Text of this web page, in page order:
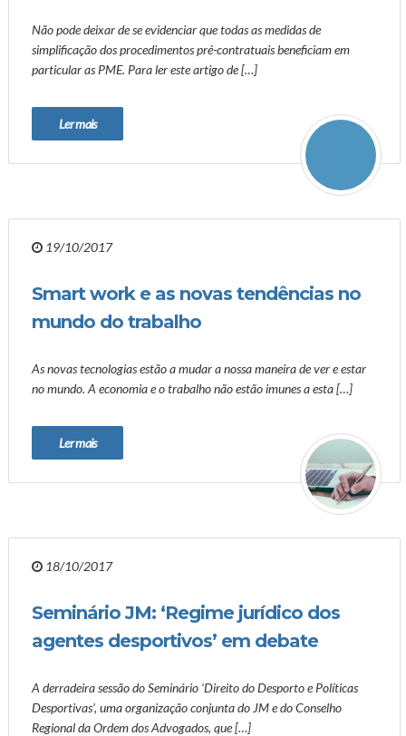
Não pode deixar de se evidenciar que todas as medidas de
simplificação dos procedimentos pré-contratuais beneficiam em
particular as PME. Para ler este artigo de […]
Ler mais
19/10/2017
Smart work e as novas tendências no
mundo do trabalho
As novas tecnologias estão a mudar a nossa maneira de ver e estar
no mundo. A economia e o trabalho não estão imunes a esta […]
Ler mais
18/10/2017
Seminário JM: ‘Regime jurídico dos
agentes desportivos’ em debate
A derradeira sessão do Seminário ‘Direito do Desporto e Políticas
Desportivas’, uma organização conjunta do JM e do Conselho
Regional da Ordem dos Advogados, que […]